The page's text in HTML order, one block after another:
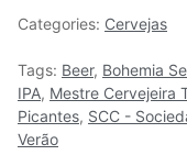
Categories: Cervejas
Tags: Beer, Bohemia
IPA, Mestre Cervejeira
Picantes, SCC -
Verão